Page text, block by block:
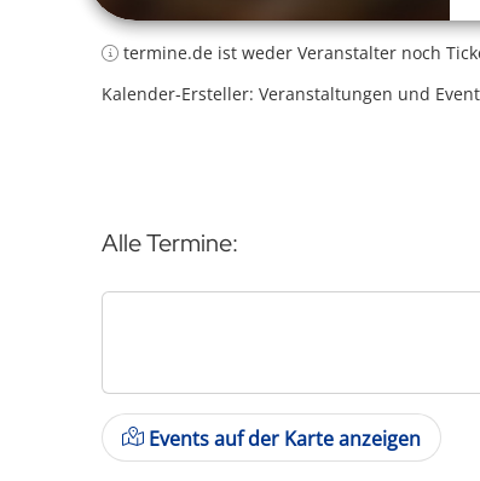
termine.de ist weder Veranstalter noch
Kalender-Ersteller: Veranstaltungen und
Alle Termine:
Events auf der Karte anzeigen